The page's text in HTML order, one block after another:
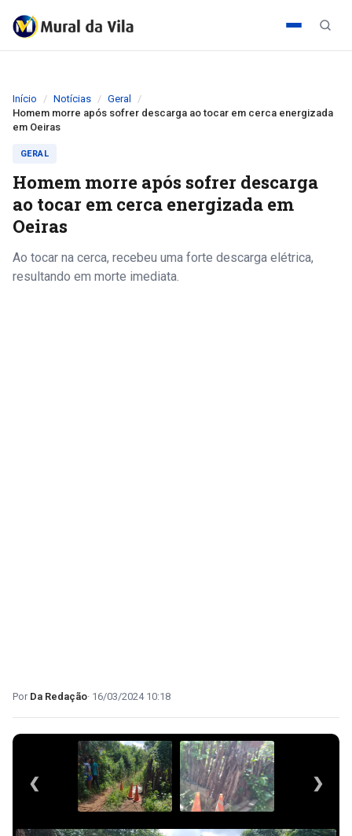
Início Notícias
Geral
Homem morre após sofrer descarga ao tocar em cerca energizada
em Oeiras
GERAL
Homem morre após sofrer descarga
ao tocar em cerca energizada em
Oeiras
Ao tocar na cerca, recebeu uma forte descarga elétrica,
resultando em morte imediata.
Da Redação 16/03/2024 10:18
❮ ❯